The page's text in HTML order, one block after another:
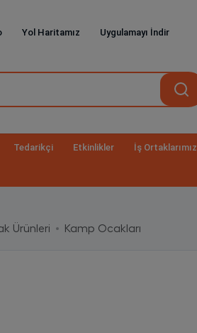
Yol Haritamız Uygulamayı İndir
Tedarikçi Etkinlikler İş Ortaklarımız
Ürünleri Kamp Ocakları